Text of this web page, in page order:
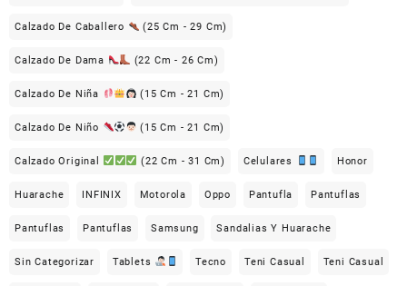
Calzado De Caballero (25 Cm - 29 Cm)
Calzado De Dama (22 Cm - 26 Cm)
Calzado De Niña (15 Cm - 21 Cm)
Calzado De Niño (15 Cm - 21 Cm)
Calzado Original (22 Cm - 31 Cm) Celulares Honor
Huarache INFINIX Motorola Oppo Pantufla Pantuflas
Pantuflas Pantuflas Samsung Sandalias Y Huarache
Sin Categorizar Tablets Tecno Teni Casual Teni Casual